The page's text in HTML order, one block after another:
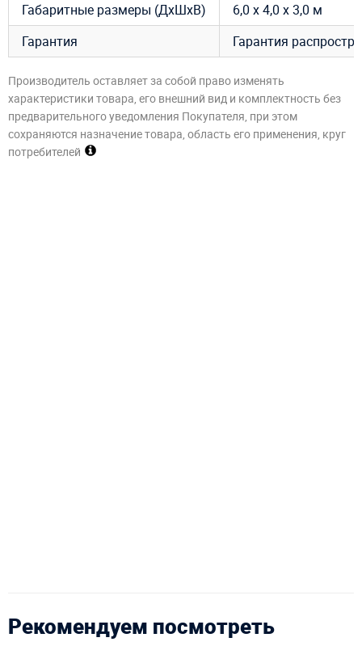
Габаритные размеры (ДхШхВ)
6,0 х 4,0 х 3,0 м
Гарантия
Гарантия
Производитель оставляет за собой право изменять
характеристики товара, его внешний вид и комплектность без
предварительного уведомления Покупателя, при этом
сохраняются назначение товара, область его применения, круг
потребителей
Рекомендуем посмотреть